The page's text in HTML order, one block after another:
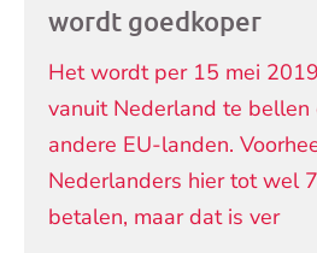
wordt goedkoper
Het wordt per 15 mei
vanuit Nederland te bellen
andere EU-landen.
Nederlanders hier tot wel
betalen, maar dat is ver